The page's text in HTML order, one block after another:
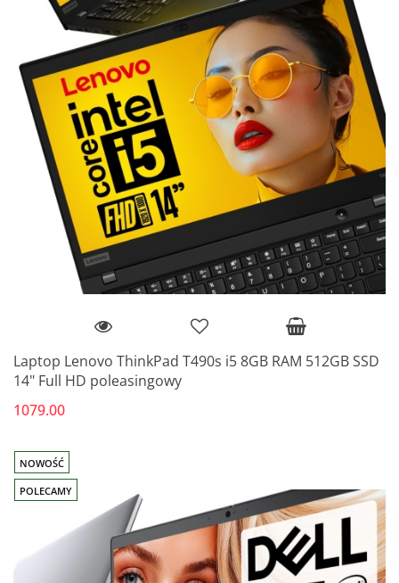
Laptop Lenovo ThinkPad T490s i5 8GB RAM 512GB SSD
14" Full HD poleasingowy
1079.00
NOWOŚĆ
POLECAMY